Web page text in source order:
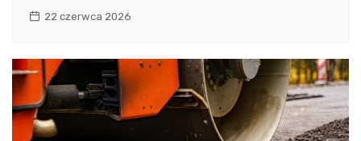
22 czerwca 2026